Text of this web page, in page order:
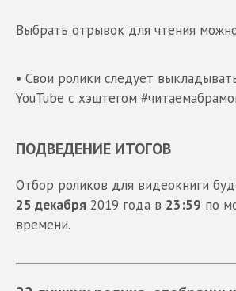
Выбрать отрывок для чтения
• Свои ролики следует
YouTube с хэштегом
ПОДВЕДЕНИЕ ИТОГОВ
Отбор роликов для видеокниги
25 декабря 2019 года в 23:59 по
времени.